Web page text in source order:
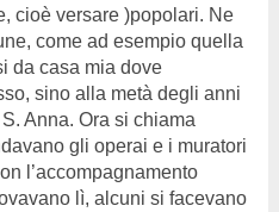
cioè versare )popolari. Ne
come ad esempio quella
da casa mia dove
sino alla metà degli anni
Anna. Ora si chiama
gli operai e i muratori
l’accompagnamento
lì, alcuni si facevano